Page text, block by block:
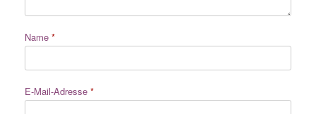
Name *
E-Mail-Adresse *